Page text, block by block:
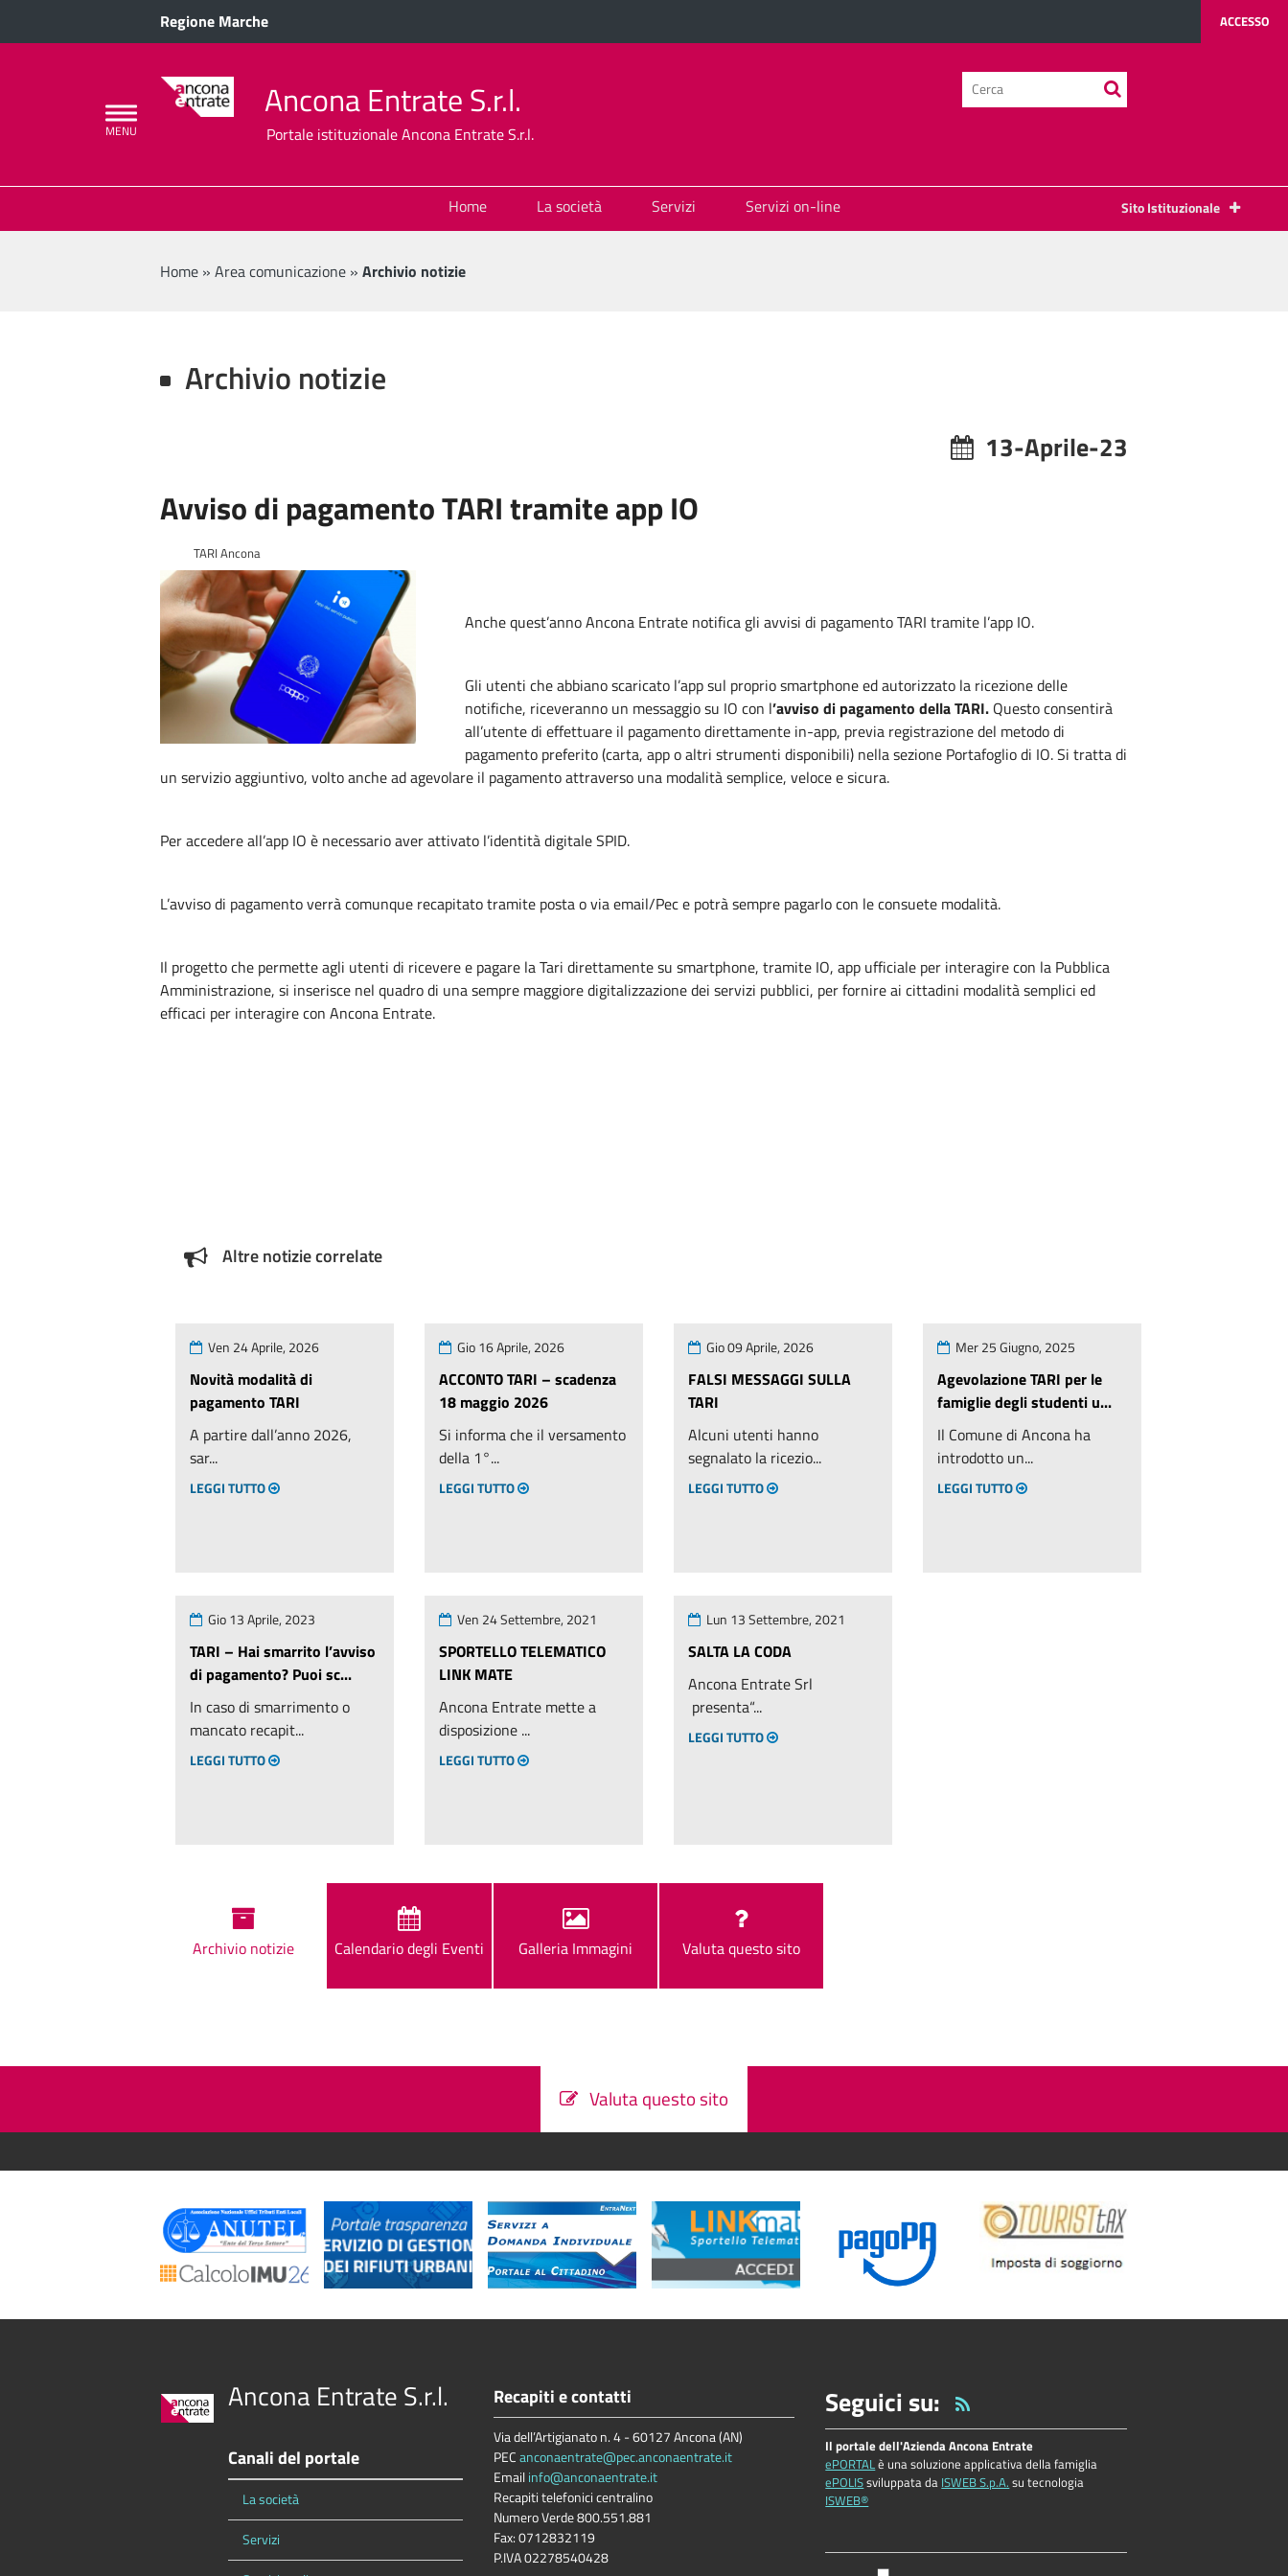
Regione Marche ACCESSO
Ancona Entrate S.r.l.
Portale istituzionale Ancona Entrate S.r.l.
testo
da
Home La società Servizi Servizi on-line Sito Istituzionale
Home » Area comunicazione » Archivio notizie
Archivio notizie
13-Aprile-23
Avviso di pagamento TARI tramite app IO
TARI Ancona
Anche quest’anno Ancona Entrate notifica gli avvisi di pagamento TARI tramite l’app IO.
Gli utenti che abbiano scaricato l’app sul proprio smartphone ed autorizzato la ricezione delle
notifiche, riceveranno un messaggio su IO con l’avviso di pagamento della TARI.Questo consentirà
all’utente di effettuare il pagamento direttamente in-app, previa registrazione del metodo di
pagamento preferito (carta, app o altri strumenti disponibili) nella sezione Portafoglio di IO. Si tratta di
un servizio aggiuntivo, volto anche ad agevolare il pagamento attraverso una modalità semplice, veloce e sicura.
Per accedere all’app IO è necessario aver attivato l’identità digitale SPID.
L’avviso di pagamento verrà comunque recapitato tramite posta o via email/Pec e potrà sempre pagarlo con le consuete modalità.
Il progetto che permette agli utenti di ricevere e pagare la Tari direttamente su smartphone, tramite IO, app ufficiale per interagire con la Pubblica
Amministrazione, si inserisce nel quadro di una sempre maggiore digitalizzazione dei servizi pubblici, per fornire ai cittadini modalità semplici ed
efficaci per interagire con Ancona Entrate.
Altre notizie correlate
Ven 24 Aprile, 2026
Novità modalità di
pagamento TARI
A partire dall’anno 2026,
sar...
LEGGI TUTTO
Gio 16 Aprile, 2026
ACCONTO TARI – scadenza
18 maggio 2026
Si informa che il versamento
della 1°...
LEGGI TUTTO
Gio 09 Aprile, 2026
FALSI MESSAGGI SULLA
TARI
Alcuni utenti hanno
segnalato la ricezio...
LEGGI TUTTO
Mer 25 Giugno, 2025
Agevolazione TARI per le
famiglie degli studenti u...
Il Comune di Ancona ha
introdotto un...
LEGGI TUTTO
Gio 13 Aprile, 2023
TARI – Hai smarrito l’avviso
di pagamento? Puoi sc...
In caso di smarrimento o
mancato recapit...
LEGGI TUTTO
Ven 24 Settembre, 2021
SPORTELLO TELEMATICO
LINK MATE
Ancona Entrate mette a
disposizione ...
LEGGI TUTTO
Lun 13 Settembre, 2021
SALTA LA CODA
Ancona Entrate Srl
presenta“...
LEGGI TUTTO
Archivio notizie Calendario degli Eventi Galleria Immagini Valuta questo sito
Valuta questo sito
Ancona Entrate S.r.l.
Canali del portale
La società
Servizi
Recapiti e contatti
Via dell’Artigianato n. 4 - 60127 Ancona (AN)
PECanconaentrate@pec.anconaentrate.it
Emailinfo@anconaentrate.it
Recapiti telefonici centralino
Numero Verde 800.551.881
Fax: 0712832119
P.IVA 02278540428
Seguici su:
Il portale dell'Azienda Ancona Entrate
ePORTALè una soluzione applicativa della famiglia
ePOLISsviluppata da ISWEB S.p.A. su tecnologia
ISWEB®